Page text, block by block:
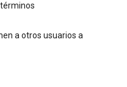
a otros usuarios a